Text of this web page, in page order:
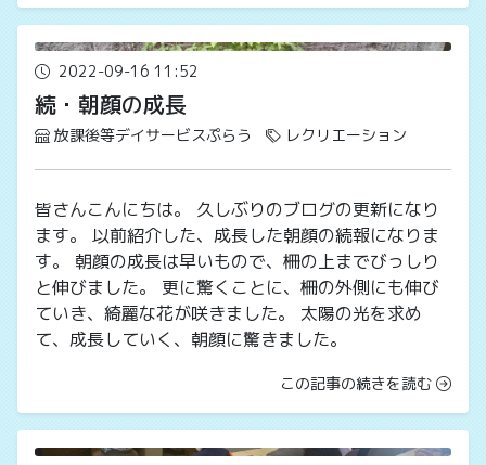
2022-09-16 11:52
続・朝顔の成長
放課後等デイサービスぷらう レクリエーション
皆さんこんにちは。 久しぶりのブログの更新になり
ます。 以前紹介した、成長した朝顔の続報になりま
す。 朝顔の成長は早いもので、柵の上までびっしり
と伸びました。 更に驚くことに、柵の外側にも伸び
ていき、綺麗な花が咲きました。 太陽の光を求め
て、成長していく、朝顔に驚きました。
この記事の続きを読む